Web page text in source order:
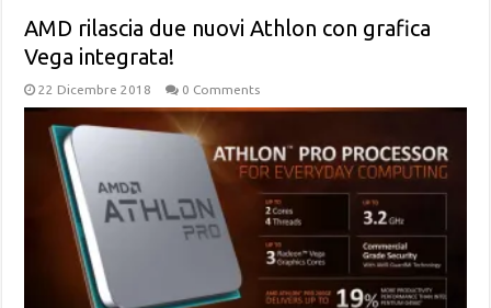
AMD rilascia due nuovi Athlon con grafica
Vega integrata!
22 Dicembre 2018 0 Comments